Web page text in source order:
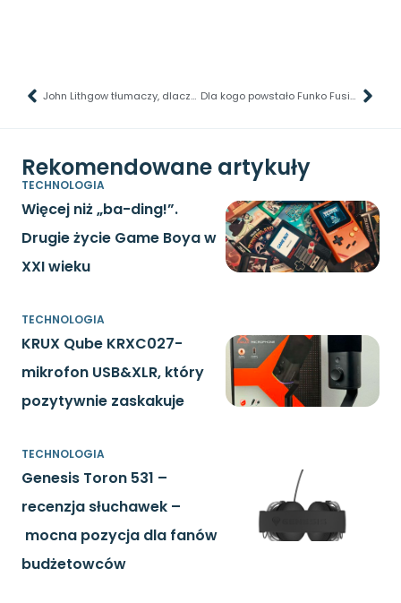
John Lithgow tłumaczy, dlaczego nie zrezygnował z roli Dumbledore’a Dla kogo powstało Funko Fusion?
Rekomendowane artykuły
TECHNOLOGIA
Więcej niż „ba-ding!”.
Drugie życie Game Boya w
XXI wieku
TECHNOLOGIA
KRUX Qube KRXC027-
mikrofon USB&XLR, który
pozytywnie zaskakuje
TECHNOLOGIA
Genesis Toron 531 –
recenzja słuchawek –
mocna pozycja dla fanów
budżetowców